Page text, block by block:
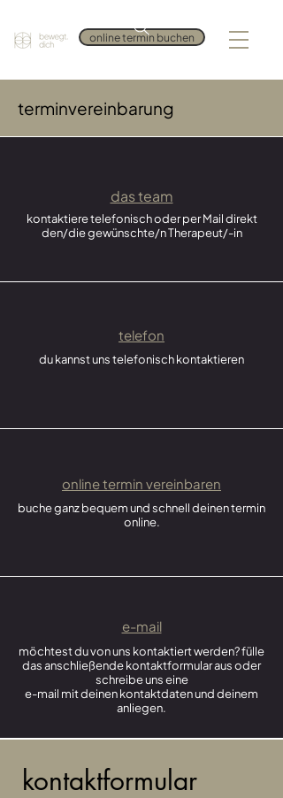
online termin buchen
terminvereinbarung
das team
kontaktiere telefonisch oder per Mail direkt
den/die gewünschte/n Therapeut/-in
telefon
du kannst uns telefonisch kontaktieren
online termin vereinbaren
buche ganz bequem und schnell deinen termin
online.
e-mail
möchtest du von uns kontaktiert werden? fülle
das anschließende kontaktformular aus oder
schreibe uns eine
e-mail mit deinen kontaktdaten und deinem
anliegen.
kontaktformular